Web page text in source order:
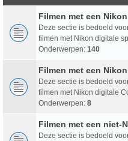
Filmen met een
Deze sectie is bedoeld
filmen met Nikon digitale
Onderwerpen: 140
Filmen met een
Deze sectie is bedoeld
filmen met Nikon digitale
Onderwerpen: 8
Filmen met een niet-
Deze sectie is bedoeld